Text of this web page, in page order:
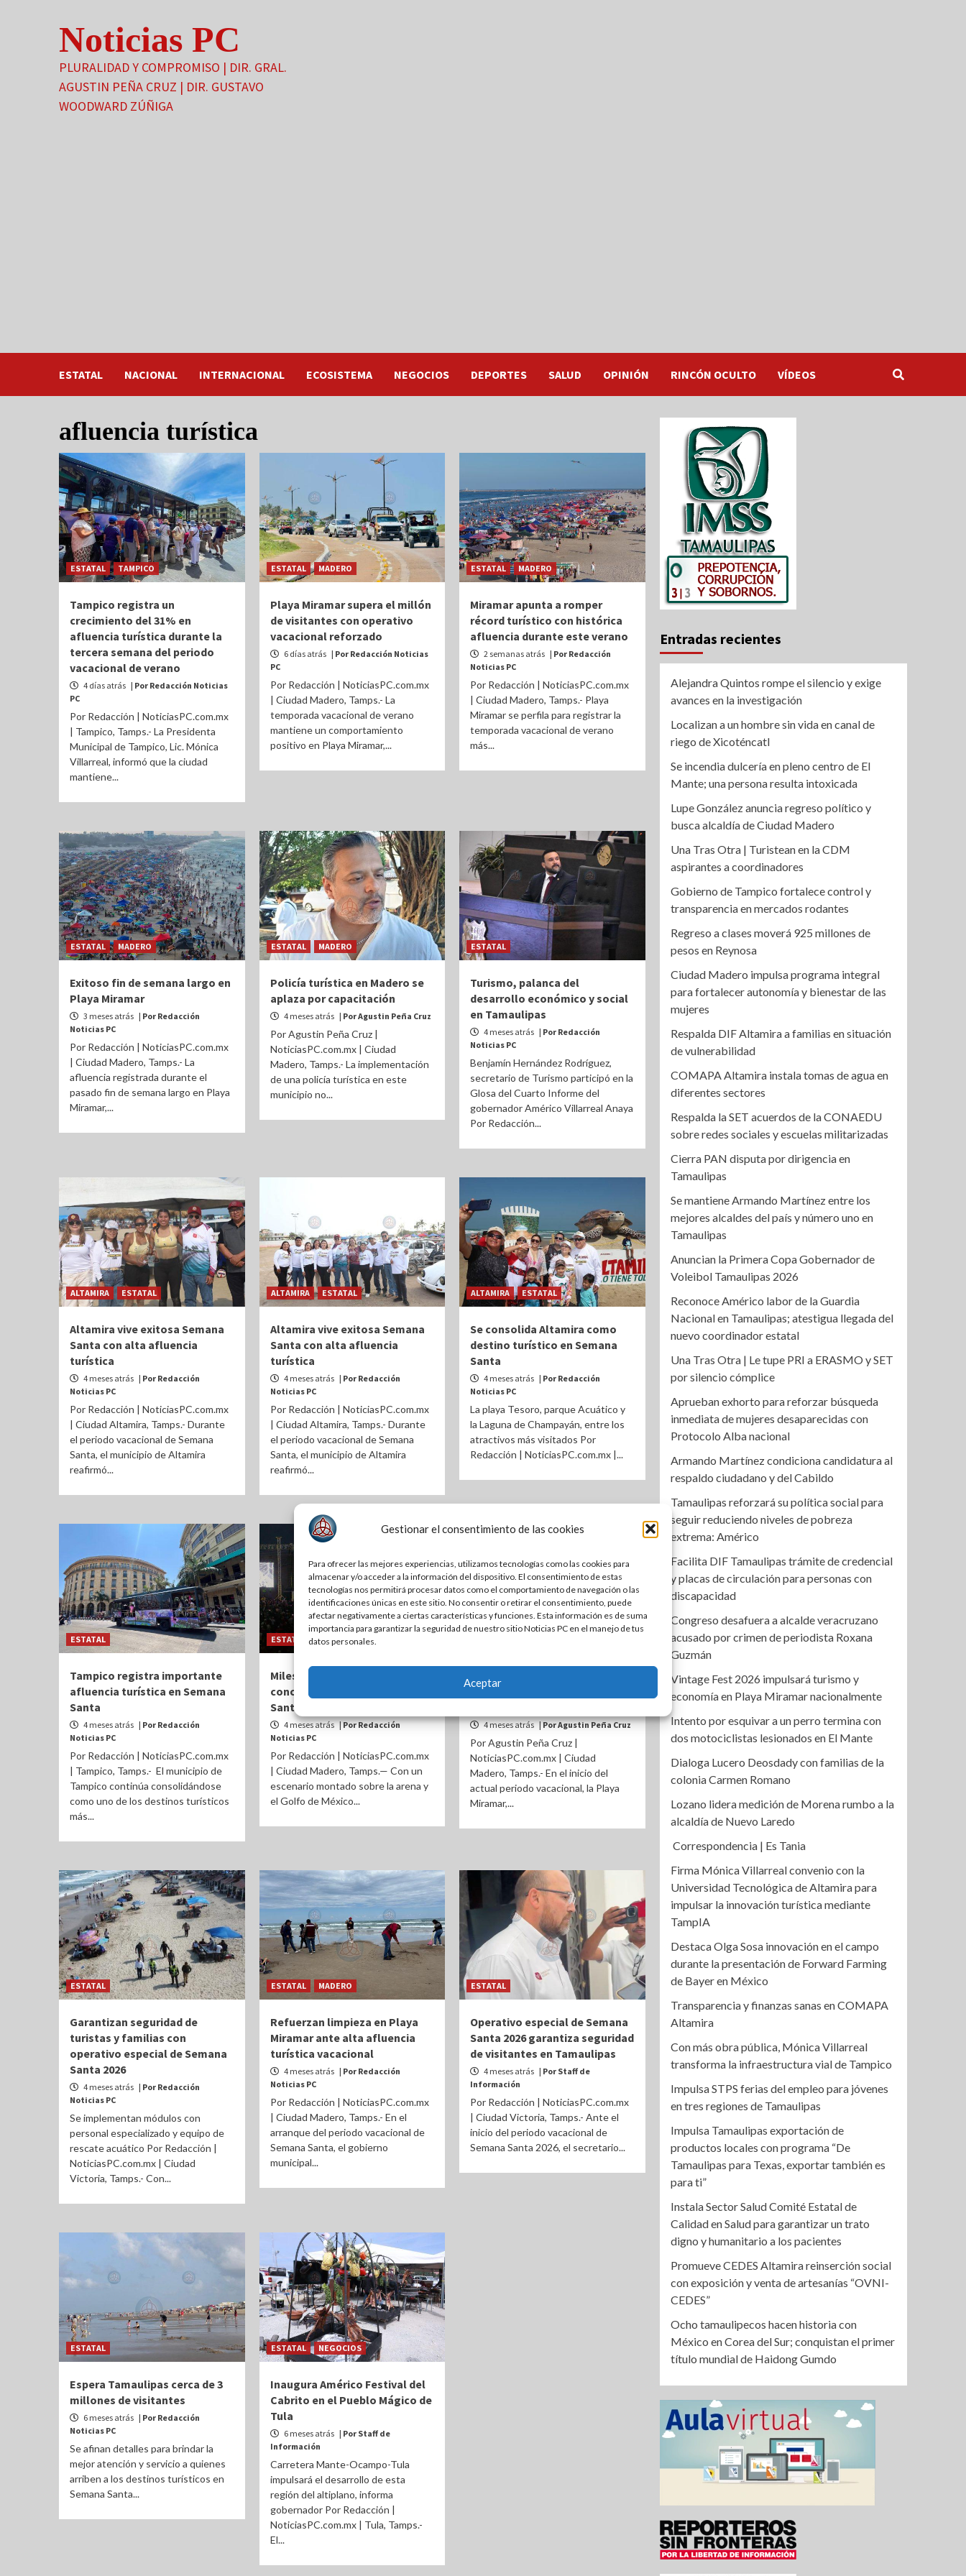
Gestionar el consentimiento de las cookies
Para ofrecer las mejores experiencias, utilizamos tecnologías como las cookies para
almacenar y/o acceder a la información del dispositivo. El consentimiento de estas
tecnologías nos permitirá procesar datos como el comportamiento de navegación o las
identificaciones únicas en este sitio. No consentir o retirar el consentimiento, puede
afectar negativamente a ciertas características y funciones. Esta información es de suma
importancia para garantizar la seguridad de nuestro sitio Noticias PC en el manejo de tus
datos personales.
Aceptar
Noticias PC
PLURALIDAD Y COMPROMISO | DIR. GRAL.
AGUSTIN PEÑA CRUZ | DIR. GUSTAVO
WOODWARD ZÚÑIGA
ESTATAL NACIONAL INTERNACIONAL ECOSISTEMA NEGOCIOS DEPORTES SALUD OPINIÓN RINCÓN OCULTO VÍDEOS
afluencia turística
ESTATAL TAMPICO
Tampico registra un
crecimiento del 31% en
afluencia turística durante la
tercera semana del periodo
vacacional de verano
4 días atrás | Por Redacción Noticias
PC
Por Redacción | NoticiasPC.com.mx
| Tampico, Tamps.- La Presidenta
Municipal de Tampico, Lic. Mónica
Villarreal, informó que la ciudad
mantiene...
ESTATAL MADERO
Playa Miramar supera el millón
de visitantes con operativo
vacacional reforzado
6 días atrás | Por Redacción Noticias
PC
Por Redacción | NoticiasPC.com.mx
| Ciudad Madero, Tamps.- La
temporada vacacional de verano
mantiene un comportamiento
positivo en Playa Miramar,...
ESTATAL MADERO
Miramar apunta a romper
récord turístico con histórica
afluencia durante este verano
2 semanas atrás | Por Redacción
Noticias PC
Por Redacción | NoticiasPC.com.mx
| Ciudad Madero, Tamps.- Playa
Miramar se perfila para registrar la
temporada vacacional de verano
más...
ESTATAL MADERO
Exitoso fin de semana largo en
Playa Miramar
3 meses atrás | Por Redacción
Noticias PC
Por Redacción | NoticiasPC.com.mx
| Ciudad Madero, Tamps.- La
afluencia registrada durante el
pasado fin de semana largo en Playa
Miramar,...
ESTATAL MADERO
Policía turística en Madero se
aplaza por capacitación
4 meses atrás | Por Agustin Peña Cruz
Por Agustin Peña Cruz |
NoticiasPC.com.mx | Ciudad
Madero, Tamps.- La implementación
de una policía turística en este
municipio no...
ESTATAL
Turismo, palanca del
desarrollo económico y social
en Tamaulipas
4 meses atrás | Por Redacción
Noticias PC
Benjamín Hernández Rodríguez,
secretario de Turismo participó en la
Glosa del Cuarto Informe del
gobernador Américo Villarreal Anaya
Por Redacción...
ALTAMIRA ESTATAL
Altamira vive exitosa Semana
Santa con alta afluencia
turística
4 meses atrás | Por Redacción
Noticias PC
Por Redacción | NoticiasPC.com.mx
| Ciudad Altamira, Tamps.- Durante
el periodo vacacional de Semana
Santa, el municipio de Altamira
reafirmó...
ALTAMIRA ESTATAL
Altamira vive exitosa Semana
Santa con alta afluencia
turística
4 meses atrás | Por Redacción
Noticias PC
Por Redacción | NoticiasPC.com.mx
| Ciudad Altamira, Tamps.- Durante
el periodo vacacional de Semana
Santa, el municipio de Altamira
reafirmó...
ALTAMIRA ESTATAL
Se consolida Altamira como
destino turístico en Semana
Santa
4 meses atrás | Por Redacción
Noticias PC
La playa Tesoro, parque Acuático y
la Laguna de Champayán, entre los
atractivos más visitados Por
Redacción | NoticiasPC.com.mx |...
ESTATAL
Tampico registra importante
afluencia turística en Semana
Santa
4 meses atrás | Por Redacción
Noticias PC
Por Redacción | NoticiasPC.com.mx
| Tampico, Tamps.- El municipio de
Tampico continúa consolidándose
como uno de los destinos turísticos
más...
ESTATAL MADERO
Miles vibran en Miramar con
concierto inaugural de Semana
Santa
4 meses atrás | Por Redacción
Noticias PC
Por Redacción | NoticiasPC.com.mx
| Ciudad Madero, Tamps.— Con un
escenario montado sobre la arena y
el Golfo de México...
Playa Miramar reporta
condiciones óptimas y mayor
4 meses atrás | Por Agustin Peña Cruz
Por Agustin Peña Cruz |
NoticiasPC.com.mx | Ciudad
Madero, Tamps.- En el inicio del
actual periodo vacacional, la Playa
Miramar,...
ESTATAL
Garantizan seguridad de
turistas y familias con
operativo especial de Semana
Santa 2026
4 meses atrás | Por Redacción
Noticias PC
Se implementan módulos con
personal especializado y equipo de
rescate acuático Por Redacción |
NoticiasPC.com.mx | Ciudad
Victoria, Tamps.- Con...
ESTATAL MADERO
Refuerzan limpieza en Playa
Miramar ante alta afluencia
turística vacacional
4 meses atrás | Por Redacción
Noticias PC
Por Redacción | NoticiasPC.com.mx
| Ciudad Madero, Tamps.- En el
arranque del periodo vacacional de
Semana Santa, el gobierno
municipal...
ESTATAL
Operativo especial de Semana
Santa 2026 garantiza seguridad
de visitantes en Tamaulipas
4 meses atrás | Por Staff de
Información
Por Redacción | NoticiasPC.com.mx
| Ciudad Victoria, Tamps.- Ante el
inicio del periodo vacacional de
Semana Santa 2026, el secretario...
ESTATAL
Espera Tamaulipas cerca de 3
millones de visitantes
6 meses atrás | Por Redacción
Noticias PC
Se afinan detalles para brindar la
mejor atención y servicio a quienes
arriben a los destinos turísticos en
Semana Santa...
ESTATAL NEGOCIOS
Inaugura Américo Festival del
Cabrito en el Pueblo Mágico de
Tula
6 meses atrás | Por Staff de
Información
Carretera Mante-Ocampo-Tula
impulsará el desarrollo de esta
región del altiplano, informa
gobernador Por Redacción |
NoticiasPC.com.mx | Tula, Tamps.-
El...
Entradas recientes
Alejandra Quintos rompe el silencio y exige
avances en la investigación
Localizan a un hombre sin vida en canal de
riego de Xicoténcatl
Se incendia dulcería en pleno centro de El
Mante; una persona resulta intoxicada
Lupe González anuncia regreso político y
busca alcaldía de Ciudad Madero
Una Tras Otra | Turistean en la CDM
aspirantes a coordinadores
Gobierno de Tampico fortalece control y
transparencia en mercados rodantes
Regreso a clases moverá 925 millones de
pesos en Reynosa
Ciudad Madero impulsa programa integral
para fortalecer autonomía y bienestar de las
mujeres
Respalda DIF Altamira a familias en situación
de vulnerabilidad
COMAPA Altamira instala tomas de agua en
diferentes sectores
Respalda la SET acuerdos de la CONAEDU
sobre redes sociales y escuelas militarizadas
Cierra PAN disputa por dirigencia en
Tamaulipas
Se mantiene Armando Martínez entre los
mejores alcaldes del país y número uno en
Tamaulipas
Anuncian la Primera Copa Gobernador de
Voleibol Tamaulipas 2026
Reconoce Américo labor de la Guardia
Nacional en Tamaulipas; atestigua llegada del
nuevo coordinador estatal
Una Tras Otra | Le tupe PRI a ERASMO y SET
por silencio cómplice
Aprueban exhorto para reforzar búsqueda
inmediata de mujeres desaparecidas con
Protocolo Alba nacional
Armando Martínez condiciona candidatura al
respaldo ciudadano y del Cabildo
Tamaulipas reforzará su política social para
seguir reduciendo niveles de pobreza
extrema: Américo
Facilita DIF Tamaulipas trámite de credencial
y placas de circulación para personas con
discapacidad
Congreso desafuera a alcalde veracruzano
acusado por crimen de periodista Roxana
Guzmán
Vintage Fest 2026 impulsará turismo y
economía en Playa Miramar nacionalmente
Intento por esquivar a un perro termina con
dos motociclistas lesionados en El Mante
Dialoga Lucero Deosdady con familias de la
colonia Carmen Romano
Lozano lidera medición de Morena rumbo a la
alcaldía de Nuevo Laredo
Correspondencia | Es Tania
Firma Mónica Villarreal convenio con la
Universidad Tecnológica de Altamira para
impulsar la innovación turística mediante
TampIA
Destaca Olga Sosa innovación en el campo
durante la presentación de Forward Farming
de Bayer en México
Transparencia y finanzas sanas en COMAPA
Altamira
Con más obra pública, Mónica Villarreal
transforma la infraestructura vial de Tampico
Impulsa STPS ferias del empleo para jóvenes
en tres regiones de Tamaulipas
Impulsa Tamaulipas exportación de
productos locales con programa “De
Tamaulipas para Texas, exportar también es
para ti”
Instala Sector Salud Comité Estatal de
Calidad en Salud para garantizar un trato
digno y humanitario a los pacientes
Promueve CEDES Altamira reinserción social
con exposición y venta de artesanías “OVNI-
CEDES”
Ocho tamaulipecos hacen historia con
México en Corea del Sur; conquistan el primer
título mundial de Haidong Gumdo